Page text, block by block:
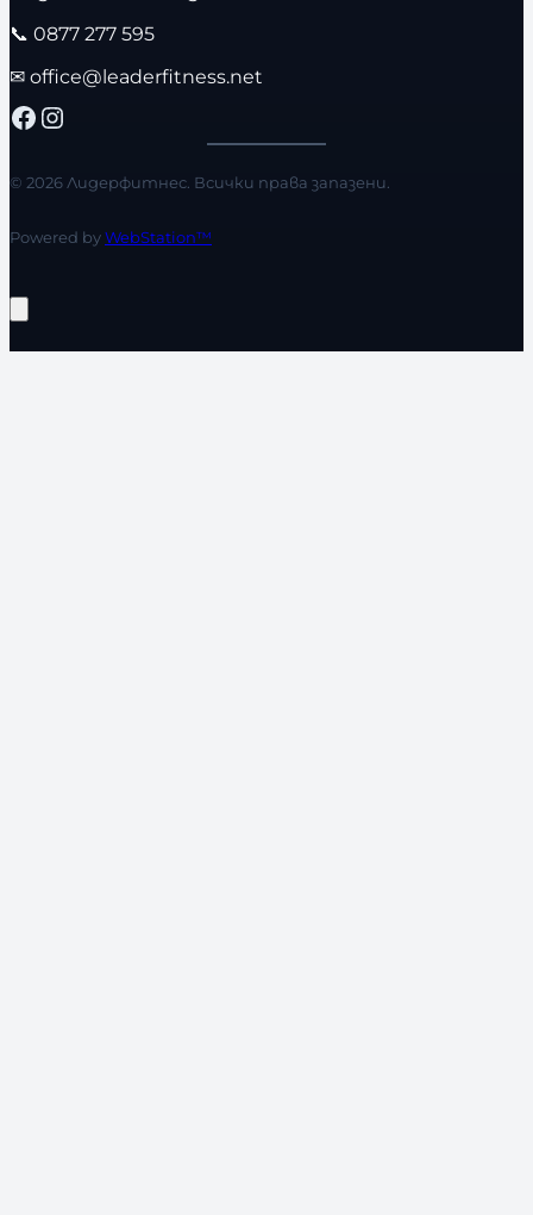
📞 0877 277 595
✉ office@leaderfitness.net
Facebook Instagram
© 2026 Лидерфитнес. Всички права запазени.
Powered byWebStation™